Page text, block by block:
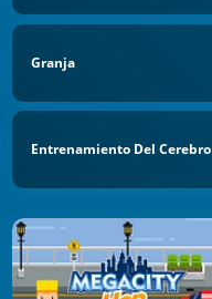
Granja
Entrenamiento Del Cerebro